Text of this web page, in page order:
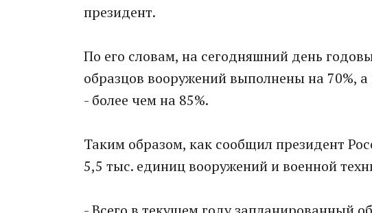
президент.
По его словам, на сегодняшний день
образцов вооружений выполнены на 70%,
- более чем на 85%.
Таким образом, как сообщил президент
5,5 тыс. единиц вооружений и военной